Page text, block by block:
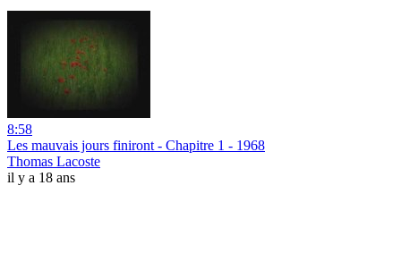
8:58
Les mauvais jours finiront - Chapitre 1 - 1968
Thomas Lacoste
il y a 18 ans